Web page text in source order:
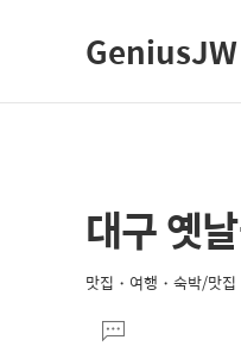
GeniusJW
상
컨
텐
본
문
제
대구 옛
맛집・여행・숙박/맛집
문댓
글